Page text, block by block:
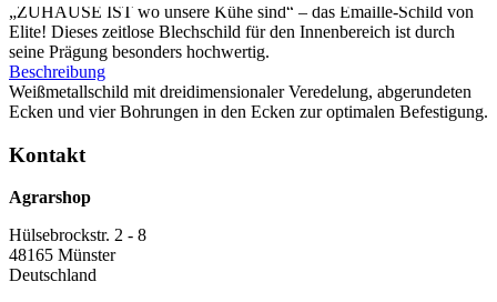
„ZUHAUSE IST wo unsere Kühe sind“ – das Emaille-Schild von
Elite! Dieses zeitlose Blechschild für den Innenbereich ist durch
seine Prägung besonders hochwertig.
Beschreibung
Weißmetallschild mit dreidimensionaler Veredelung, abgerundeten
Ecken und vier Bohrungen in den Ecken zur optimalen Befestigung.
Kontakt
Agrarshop
Hülsebrockstr. 2 - 8
48165 Münster
Deutschland